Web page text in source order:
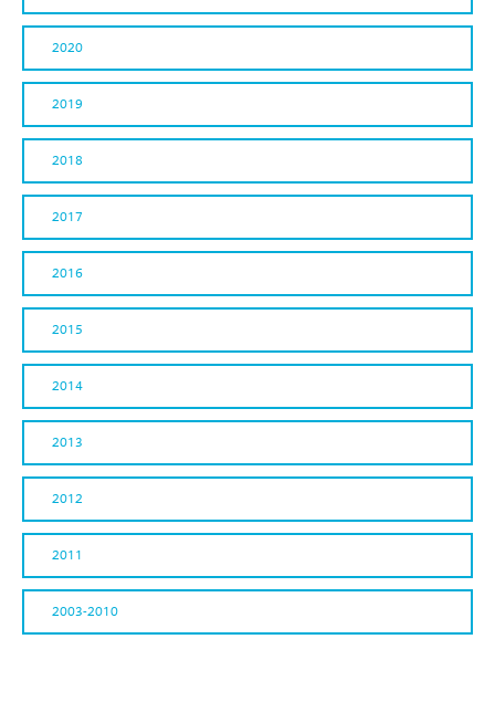
2020
2019
2018
2017
2016
2015
2014
2013
2012
2011
2003-2010